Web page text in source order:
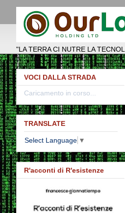
"LA TERRA CI NUTRE LA
VOCI DALLA STRADA
Caricamento in corso...
TRANSLATE
Select Language ▼
R'acconti di R'esistenze